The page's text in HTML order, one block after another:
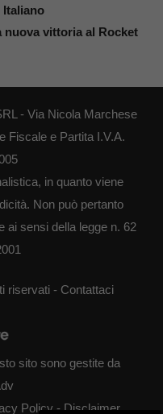
Italiano
nuova vittoria al Rocket
- Via Nicola Marchese
Fiscale e Partita I.V.A.
in quanto viene
Non può pertanto
ai sensi della legge n. 62
riservati - Contattaci
sito sono gestite da
Policy- Disclaimer